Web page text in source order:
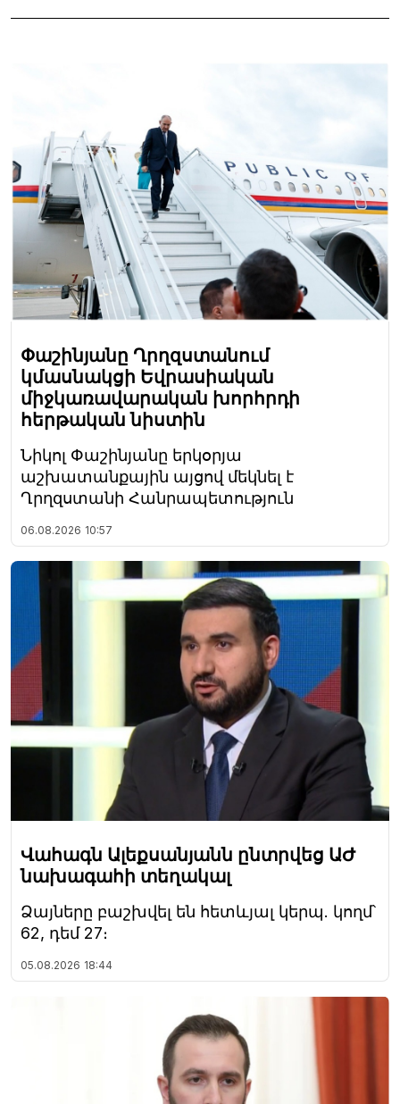
Փաշինյանը Ղրղզստանում
կմասնակցի Եվրասիական
միջկառավարական խորհրդի
հերթական նիստին
Նիկոլ Փաշինյանը երկօրյա
աշխատանքային այցով մեկնել է
Ղրղզստանի Հանրապետություն
06.08.2026 10:57
Վահագն Ալեքսանյանն ընտրվեց ԱԺ
նախագահի տեղակալ
Ձայները բաշխվել են հետևյալ կերպ. կողմ՝
62, դեմ 27։
05.08.2026 18:44